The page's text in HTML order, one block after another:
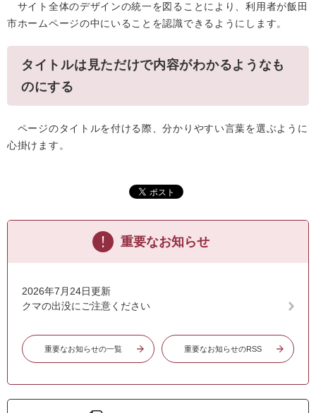
サイト全体のデザインの統一を図ることにより、利用者が飯田
市ホームページの中にいることを認識できるようにします。
タイトルは見ただけで内容がわかるようなも
のにする
ページのタイトルを付ける際、分かりやすい言葉を選ぶように
心掛けます。
重要なお知らせ
2026年7月24日更新
クマの出没にご注意ください
重要なお知らせの一覧 重要なお知らせのRSS